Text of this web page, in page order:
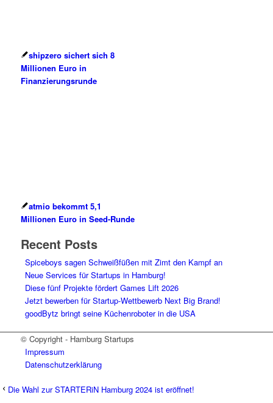
shipzero sichert sich 8
Millionen Euro in
Finanzierungsrunde
atmio bekommt 5,1
Millionen Euro in Seed-Runde
Recent Posts
Spiceboys sagen Schweißfüßen mit Zimt den Kampf an
Neue Services für Startups in Hamburg!
Diese fünf Projekte fördert Games Lift 2026
Jetzt bewerben für Startup-Wettbewerb Next Big Brand!
goodBytz bringt seine Küchenroboter in die USA
© Copyright - Hamburg Startups
Impressum
Datenschutzerklärung
Die Wahl zur STARTERiN Hamburg 2024 ist eröffnet!